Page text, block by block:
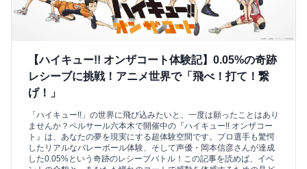
【ハイキュー!! オンザコート体験記】0.05%の奇跡
レシーブに挑戦！アニメ世界で「飛べ！打て！繋
げ！」
「ハイキュー!!」の世界に飛び込みたいと、一度は願ったことはあり
ませんか？ベルサール六本木で開催中の『ハイキュー!! オンザコー
ト』は、あなたの夢を現実にする超体験空間です。プロ選手も驚愕
したリアルなバレーボール体験、そして声優・岡本信彦さんが達成
した0.05%という奇跡のレシーブバトル！この記事を読めば、イベ